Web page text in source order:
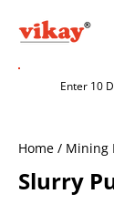
Home / Mining
Slurry